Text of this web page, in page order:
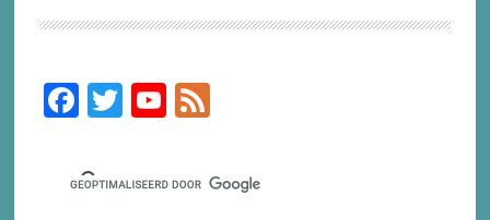
(of
of…)
Primary
Sidebar
F
a
c
e
T
wi
tt
er
Y
o
u
T
F
e
d